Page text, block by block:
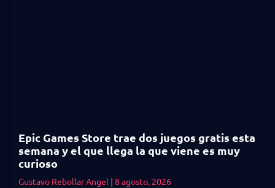
Epic Games Store trae dos juegos gratis esta
semana y el que llega la que viene es muy
curioso
Gustavo Rebollar Angel 8 agosto, 2026